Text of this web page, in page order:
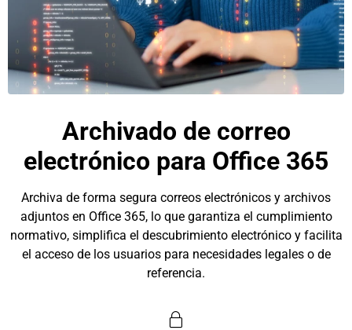
Archivado de correo
electrónico para Office 365
Archiva de forma segura correos electrónicos y archivos
adjuntos en Office 365, lo que garantiza el cumplimiento
normativo, simplifica el descubrimiento electrónico y facilita
el acceso de los usuarios para necesidades legales o de
referencia.